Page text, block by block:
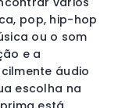
pop, hip-hop
ou o som
e a
áudio
escolha na